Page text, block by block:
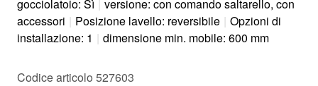
gocciolatoio: Sì | versione: con comando saltarello, con
accessori | Posizione lavello: reversibile | Opzioni di
installazione: 1 | dimensione min. mobile: 600 mm
Codice articolo 527603